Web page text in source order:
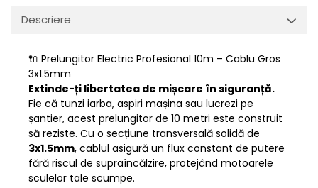
Descriere
🔌 Prelungitor Electric Profesional 10m – Cablu Gros
3x1.5mm
Extinde-ți libertatea de mișcare în siguranță.
Fie că tunzi iarba, aspiri mașina sau lucrezi pe
șantier, acest prelungitor de 10 metri este construit
să reziste. Cu o secțiune transversală solidă de
3x1.5mm, cablul asigură un flux constant de putere
fără riscul de supraîncălzire, protejând motoarele
sculelor tale scumpe.